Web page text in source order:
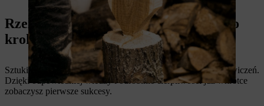
Rzeźbienie pilarką: instrukcja krok po
kroku
Sztuki rzeźbienia pilarką można łatwo nauczyć się podczas ćwiczeń.
Dzięki odpowiedniej wiedzy i odrobinie cierpliwości już wkrótce
zobaczysz pierwsze sukcesy.